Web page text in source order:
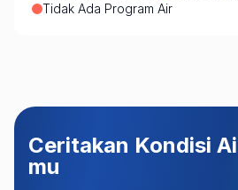
Tidak Ada Program Air
Ceritakan Kondisi
mu